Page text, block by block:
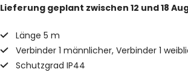
Lieferung geplant zwischen 12 und 18
Länge 5 m
Verbinder 1 männlicher, Verbinder 1
Schutzgrad IP44